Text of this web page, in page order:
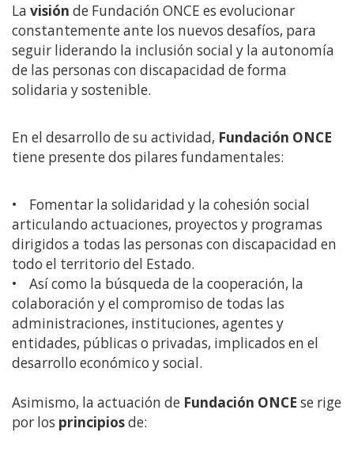
La visión de Fundación ONCE es evolucionar
constantemente ante los nuevos desafíos, para
seguir liderando la inclusión social y la autonomía
de las personas con discapacidad de forma
solidaria y sostenible.
En el desarrollo de su actividad, Fundación ONCE
tiene presente dos pilares fundamentales:
• Fomentar la solidaridad y la cohesión social
articulando actuaciones, proyectos y programas
dirigidos a todas las personas con discapacidad en
todo el territorio del Estado.
• Así como la búsqueda de la cooperación, la
colaboración y el compromiso de todas las
administraciones, instituciones, agentes y
entidades, públicas o privadas, implicados en el
desarrollo económico y social.
Asimismo, la actuación de Fundación ONCE se rige
por los principiosde: